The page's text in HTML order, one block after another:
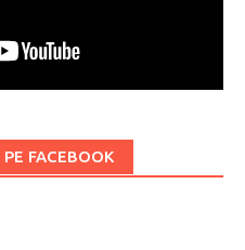
FACEBOOK